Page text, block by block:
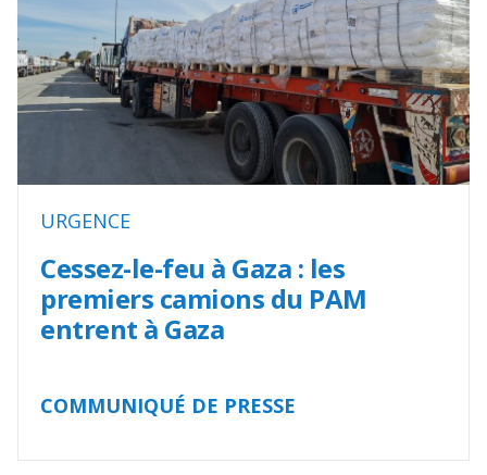
URGENCE
Cessez-le-feu à Gaza : les
premiers camions du PAM
entrent à Gaza
COMMUNIQUÉ DE PRESSE